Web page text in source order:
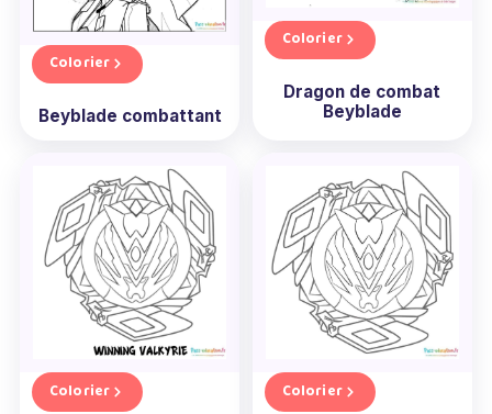
Colorier
Beyblade combattant
Colorier
Dragon de combat
Beyblade
Colorier Colorier